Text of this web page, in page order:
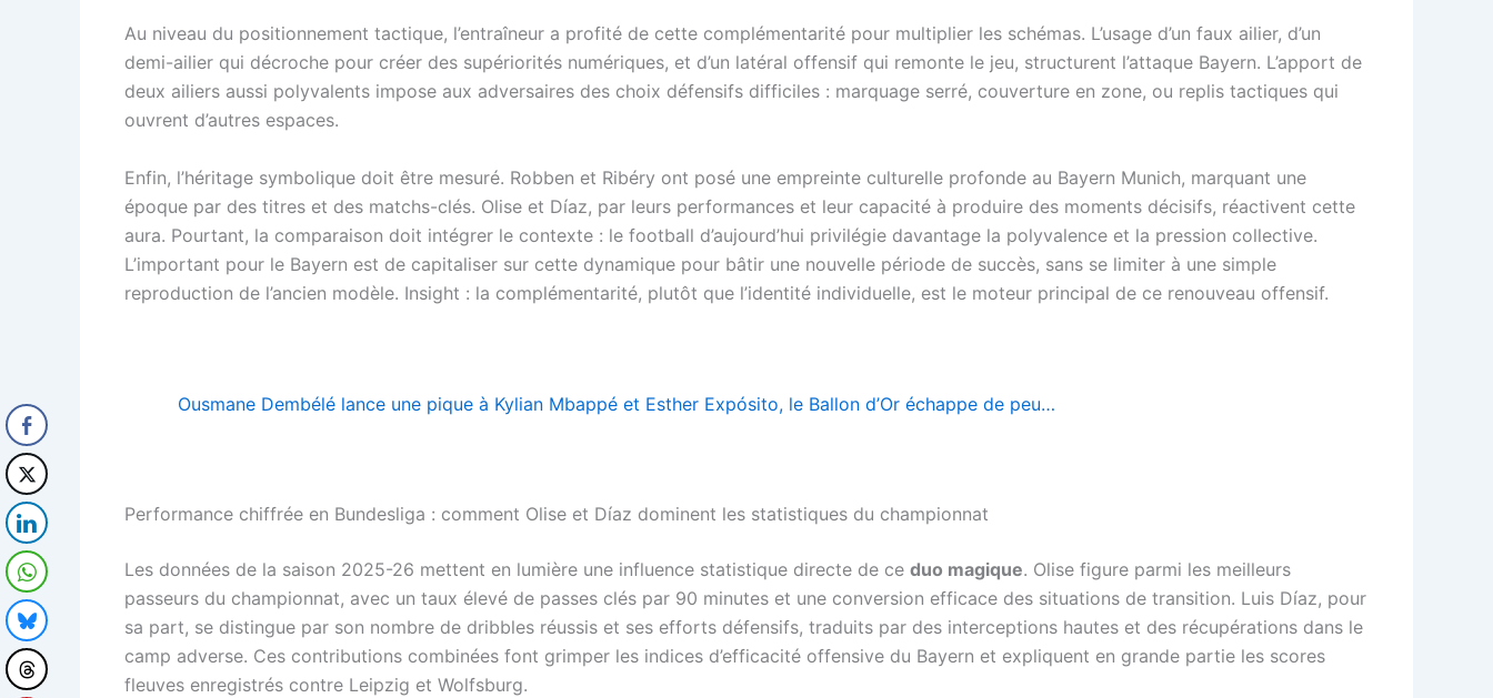
Au niveau du positionnement tactique, l’entraîneur a profité de cette complémentarité pour multiplier les schémas. L’usage d’un faux ailier, d’un
demi-ailier qui décroche pour créer des supériorités numériques, et d’un latéral offensif qui remonte le jeu, structurent l’attaque Bayern. L’apport de
deux ailiers aussi polyvalents impose aux adversaires des choix défensifs difficiles : marquage serré, couverture en zone, ou replis tactiques qui
ouvrent d’autres espaces.
Enfin, l’héritage symbolique doit être mesuré. Robben et Ribéry ont posé une empreinte culturelle profonde au Bayern Munich, marquant une
époque par des titres et des matchs-clés. Olise et Díaz, par leurs performances et leur capacité à produire des moments décisifs, réactivent cette
aura. Pourtant, la comparaison doit intégrer le contexte : le football d’aujourd’hui privilégie davantage la polyvalence et la pression collective.
L’important pour le Bayern est de capitaliser sur cette dynamique pour bâtir une nouvelle période de succès, sans se limiter à une simple
reproduction de l’ancien modèle. Insight : la complémentarité, plutôt que l’identité individuelle, est le moteur principal de ce renouveau offensif.
Ousmane Dembélé lance une pique à Kylian Mbappé et Esther Expósito, le Ballon d’Or échappe de peu…
Performance chiffrée en Bundesliga : comment Olise et Díaz dominent les statistiques du championnat
Les données de la saison 2025-26 mettent en lumière une influence statistique directe de ce duo magique. Olise figure parmi les meilleurs
passeurs du championnat, avec un taux élevé de passes clés par 90 minutes et une conversion efficace des situations de transition. Luis Díaz, pour
sa part, se distingue par son nombre de dribbles réussis et ses efforts défensifs, traduits par des interceptions hautes et des récupérations dans le
camp adverse. Ces contributions combinées font grimper les indices d’efficacité offensive du Bayern et expliquent en grande partie les scores
fleuves enregistrés contre Leipzig et Wolfsburg.